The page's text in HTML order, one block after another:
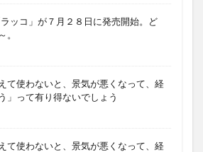
ッコ」が７月２８日に発売開始。ど
。
て使わないと、景気が悪くなって、経
」って有り得ないでしょう
て使わないと、景気が悪くなって、経